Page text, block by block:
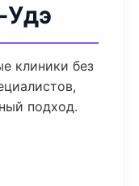
Удэ
клиники без
подход.